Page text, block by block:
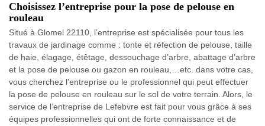
Choisissez l’entreprise pour la pose de pelouse en
rouleau
Situé à Glomel 22110, l’entreprise est spécialisée pour tous les
travaux de jardinage comme : tonte et réfection de pelouse, taille
de haie, élagage, étêtage, dessouchage d’arbre, abattage d’arbre
et la pose de pelouse ou gazon en rouleau,…etc. dans votre cas,
vous cherchez l’entreprise ou le professionnel qui peut effectuer
la pose de pelouse en rouleau sur le sol de votre terrain. Alors, le
service de l’entreprise de Lefebvre est fait pour vous grâce à ses
équipes professionnelles qui ont de forte connaissance et de